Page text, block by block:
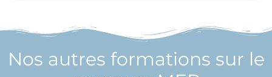
Nos autres formations sur le